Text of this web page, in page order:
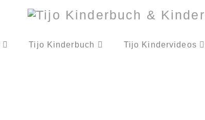
Tijo Kinderbuch Tijo Kindervideos